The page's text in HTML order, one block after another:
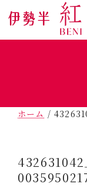
ホーム /